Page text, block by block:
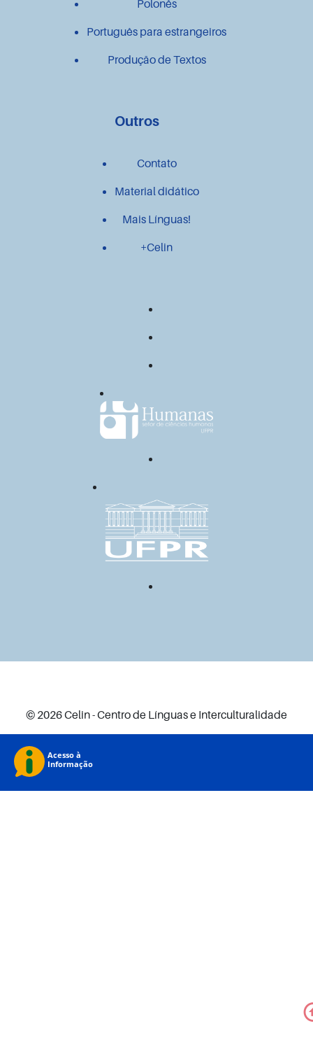
Polonês
Português para estrangeiros
Produção de Textos
Outros
Contato
Material didático
Mais Línguas!
+Celin
© 2026 Celin - Centro de Línguas e Interculturalidade